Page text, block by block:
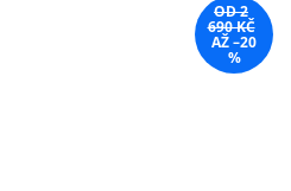
OD 2
690 KČ
AŽ –20
%